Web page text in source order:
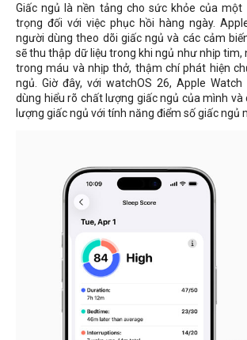
Giấc ngủ là nền tảng cho sức khỏe của
trọng đối với việc phục hồi hàng ngày.
người dùng theo dõi giấc ngủ và các cảm
sẽ thu thập dữ liệu trong khi ngủ như nhịp tim,
trong máu và nhịp thở, thậm chí phát hiện
ngủ. Giờ đây, với watchOS 26, Apple
dùng hiểu rõ chất lượng giấc ngủ của mình và
lượng giấc ngủ với tính năng điểm số giấc ngủ